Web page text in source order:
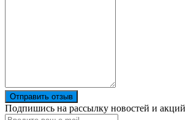
Отправить отзыв
Подпишись на рассылку новостей и акций